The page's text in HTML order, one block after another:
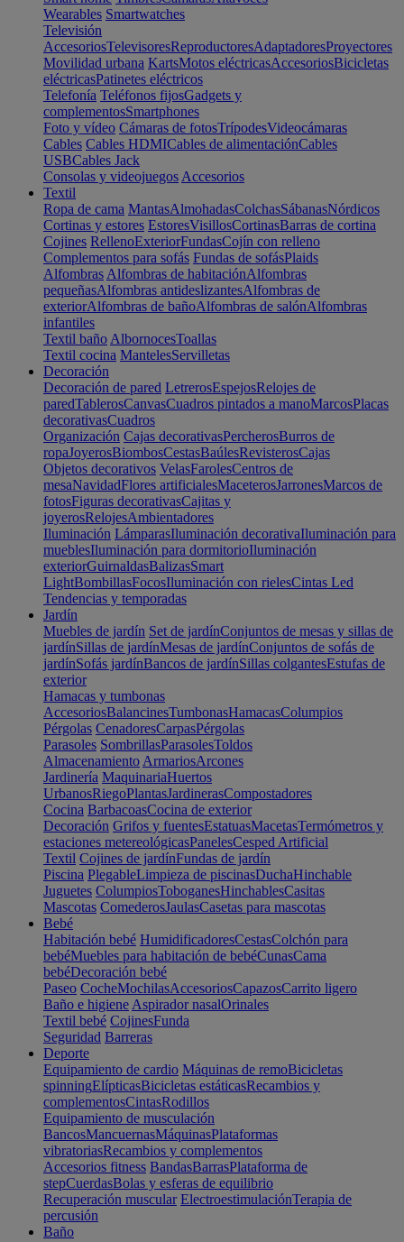
Wearables Smartwatches
Televisión
AccesoriosTelevisoresReproductoresAdaptadoresProyectores
Movilidad urbana KartsMotos eléctricasAccesoriosBicicletas
eléctricasPatinetes eléctricos
Telefonía Teléfonos fijosGadgets y
complementosSmartphones
Foto y vídeo Cámaras de fotosTrípodesVideocámaras
Cables Cables HDMICables de alimentaciónCables
USBCables Jack
Consolas y videojuegos Accesorios
Textil
Ropa de cama MantasAlmohadasColchasSábanasNórdicos
Cortinas y estores EstoresVisillosCortinasBarras de cortina
Cojines RellenoExteriorFundasCojín con relleno
Complementos para sofás Fundas de sofásPlaids
Alfombras Alfombras de habitaciónAlfombras
pequeñasAlfombras antideslizantesAlfombras de
exteriorAlfombras de bañoAlfombras de salónAlfombras
infantiles
Textil baño AlbornocesToallas
Textil cocina MantelesServilletas
Decoración
Decoración de pared LetrerosEspejosRelojes de
paredTablerosCanvasCuadros pintados a manoMarcosPlacas
decorativasCuadros
Organización Cajas decorativasPercherosBurros de
ropaJoyerosBiombosCestasBaúlesRevisterosCajas
Objetos decorativos VelasFarolesCentros de
mesaNavidadFlores artificialesMaceterosJarronesMarcos de
fotosFiguras decorativasCajitas y
joyerosRelojesAmbientadores
Iluminación LámparasIluminación decorativaIluminación para
mueblesIluminación para dormitorioIluminación
exteriorGuirnaldasBalizasSmart
LightBombillasFocosIluminación con rielesCintas Led
Tendencias y temporadas
Jardín
Muebles de jardín Set de jardínConjuntos de mesas y sillas de
jardínSillas de jardínMesas de jardínConjuntos de sofás de
jardínSofás jardínBancos de jardínSillas colgantesEstufas de
exterior
Hamacas y tumbonas
AccesoriosBalancinesTumbonasHamacasColumpios
Pérgolas CenadoresCarpasPérgolas
Parasoles SombrillasParasolesToldos
Almacenamiento ArmariosArcones
Jardinería MaquinariaHuertos
UrbanosRiegoPlantasJardinerasCompostadores
Cocina BarbacoasCocina de exterior
Decoración Grifos y fuentesEstatuasMacetasTermómetros y
estaciones metereológicasPanelesCesped Artificial
Textil Cojines de jardínFundas de jardín
Piscina PlegableLimpieza de piscinasDuchaHinchable
Juguetes ColumpiosToboganesHinchablesCasitas
Mascotas ComederosJaulasCasetas para mascotas
Bebé
Habitación bebé HumidificadoresCestasColchón para
bebéMuebles para habitación de bebéCunasCama
bebéDecoración bebé
Paseo CocheMochilasAccesoriosCapazosCarrito ligero
Baño e higiene Aspirador nasalOrinales
Textil bebé CojinesFunda
Seguridad Barreras
Deporte
Equipamiento de cardio Máquinas de remoBicicletas
spinningElípticasBicicletas estáticasRecambios y
complementosCintasRodillos
Equipamiento de musculación
BancosMancuernasMáquinasPlataformas
vibratoriasRecambios y complementos
Accesorios fitness BandasBarrasPlataforma de
stepCuerdasBolas y esferas de equilibrio
Recuperación muscular ElectroestimulaciónTerapia de
percusión
Baño